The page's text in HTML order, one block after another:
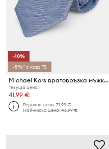
-10%
-5%* с код: FS
Michael Kors вратовръзка мъжка от коприна
Текуща цена:
41,99 €
Редовна цена:71,99 €
Най-ниска цена:46,99 €